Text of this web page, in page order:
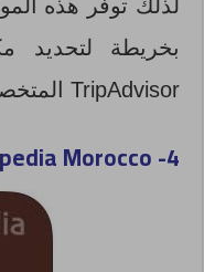
لذلك توفر هذه
بخريطة لتحديد
TripAdvisor المتخصص في مجال السياحة.
4-
Morocco